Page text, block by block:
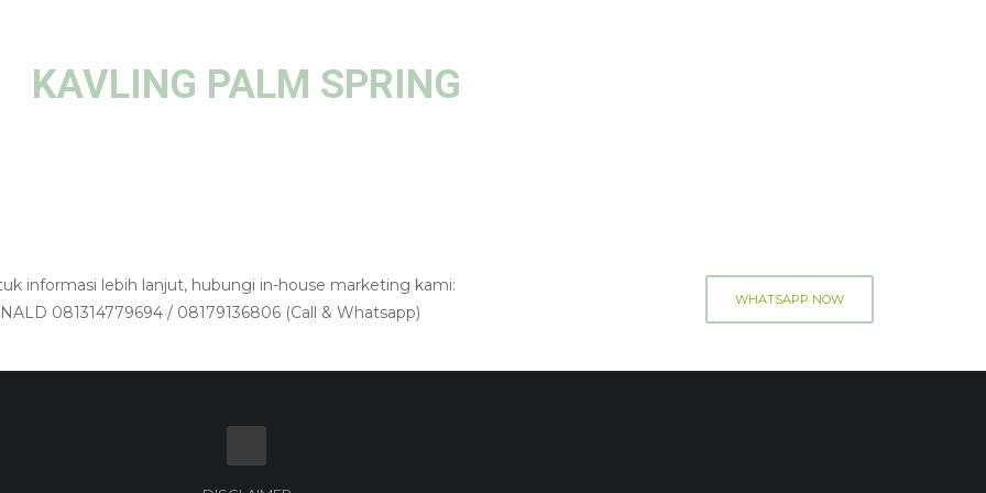
KAVLING PALM SPRING
informasi lebih lanjut, hubungi in-house marketing kami:
081314779694 / 08179136806 (Call & Whatsapp)
WHATSAPP NOW